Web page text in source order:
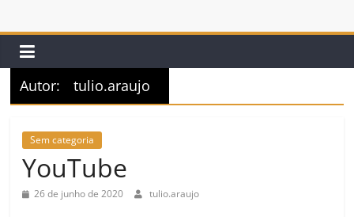
Autor: tulio.araujo
Sem categoria
YouTube
26 de junho de 2020 tulio.araujo